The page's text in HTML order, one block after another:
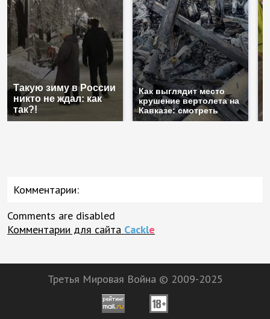
Такую зиму в России
никто не ждал: как
так?!
Как выглядит место
крушение вертолета на
Кавказе: смотреть
Комментарии:
Comments are disabled
Комментарии для сайта Cackle
Третья Мировая Война © 2009-2025